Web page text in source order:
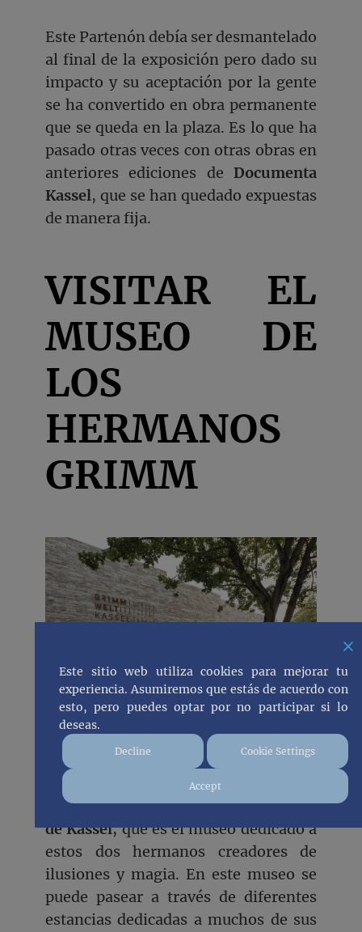
Este Partenón debía ser desmantelado
al final de la exposición pero dado su
impacto y su aceptación por la gente
se ha convertido en obra permanente
que se queda en la plaza. Es lo que ha
pasado otras veces con otras obras en
anteriores ediciones de Documenta
Kassel, que se han quedado expuestas
de manera fija.
VISITAR EL
MUSEO DE
LOS
HERMANOS
GRIMM
fuente: documenta14.de
No podíamos acabar este artículo sin
nombrar uno de los sitios más
entrañables de la ciudad,Grimmwelt
de Kassel, que es el museo dedicado a
estos dos hermanos creadores de
ilusiones y magia. En este museo se
puede pasear a través de diferentes
estancias dedicadas a muchos de sus
Este sitio web utiliza cookies para mejorar tu
experiencia. Asumiremos que estás de acuerdo con
esto, pero puedes optar por no participar si lo
deseas.
Decline Cookie Settings
Accept